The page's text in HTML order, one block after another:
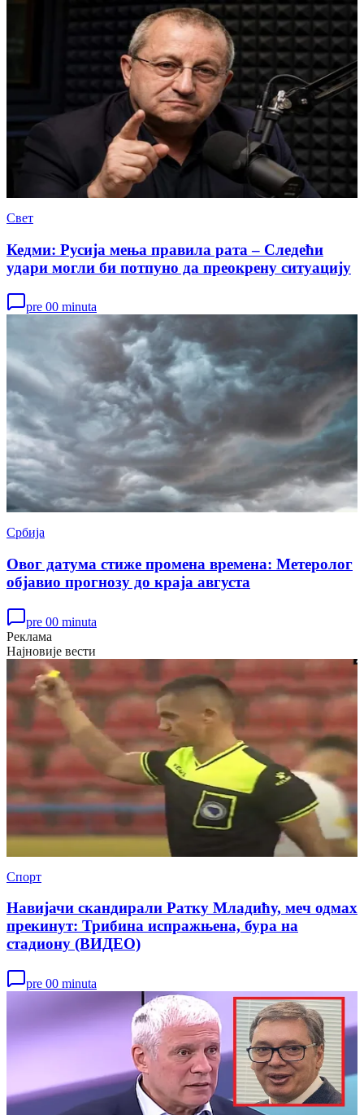
Свет
Кедми: Русија мења правила рата – Следећи
удари могли би потпуно да преокрену ситуацију
pre 00 minuta
Србија
Овог датума стиже промена времена: Метеролог
објавио прогнозу до краја августа
pre 00 minuta
Реклама
Најновије вести
Спорт
Навијачи скандирали Ратку Младићу, меч одмах
прекинут: Трибина испражњена, бура на
стадиону (ВИДЕО)
pre 00 minuta